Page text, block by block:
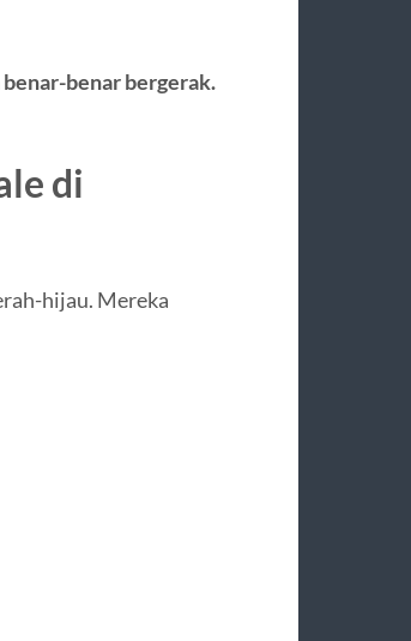
benar-benar bergerak.
di
hijau. Mereka